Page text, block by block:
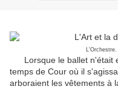
Lorsque le ballet n'était
temps de Cour où il
arboraient les vêtements à